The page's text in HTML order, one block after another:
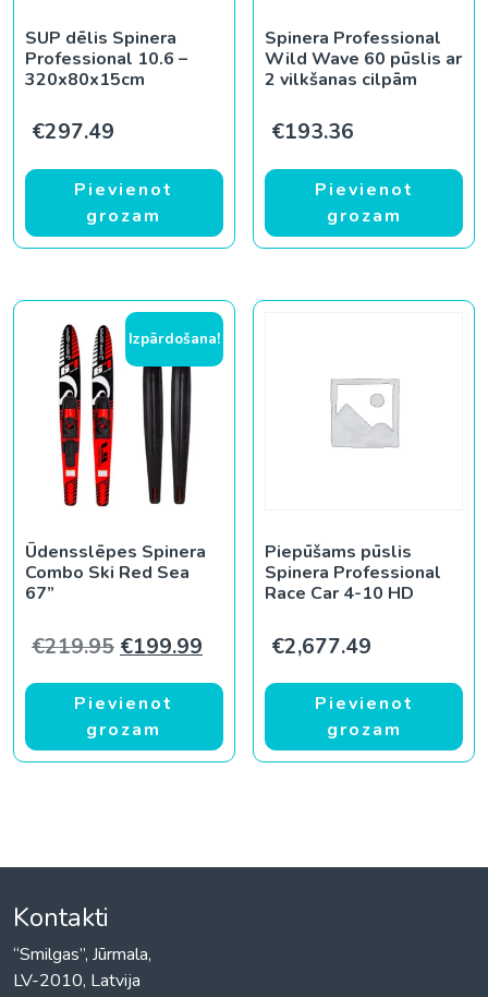
SUP dēlis Spinera
Professional 10.6 –
320x80x15cm
€297.49
Pievienot
grozam
Spinera Professional
Wild Wave 60 pūslis ar
2 vilkšanas cilpām
€193.36
Pievienot
grozam
Izpārdošana!
Ūdensslēpes Spinera
Combo Ski Red Sea
67”
€219.95 Original price was: €219.95.
€199.99 Current price is: €199.99.
Pievienot
grozam
Piepūšams pūslis
Spinera Professional
Race Car 4-10 HD
€2,677.49
Pievienot
grozam
Kontakti
“Smilgas”, Jūrmala,
LV-2010, Latvija